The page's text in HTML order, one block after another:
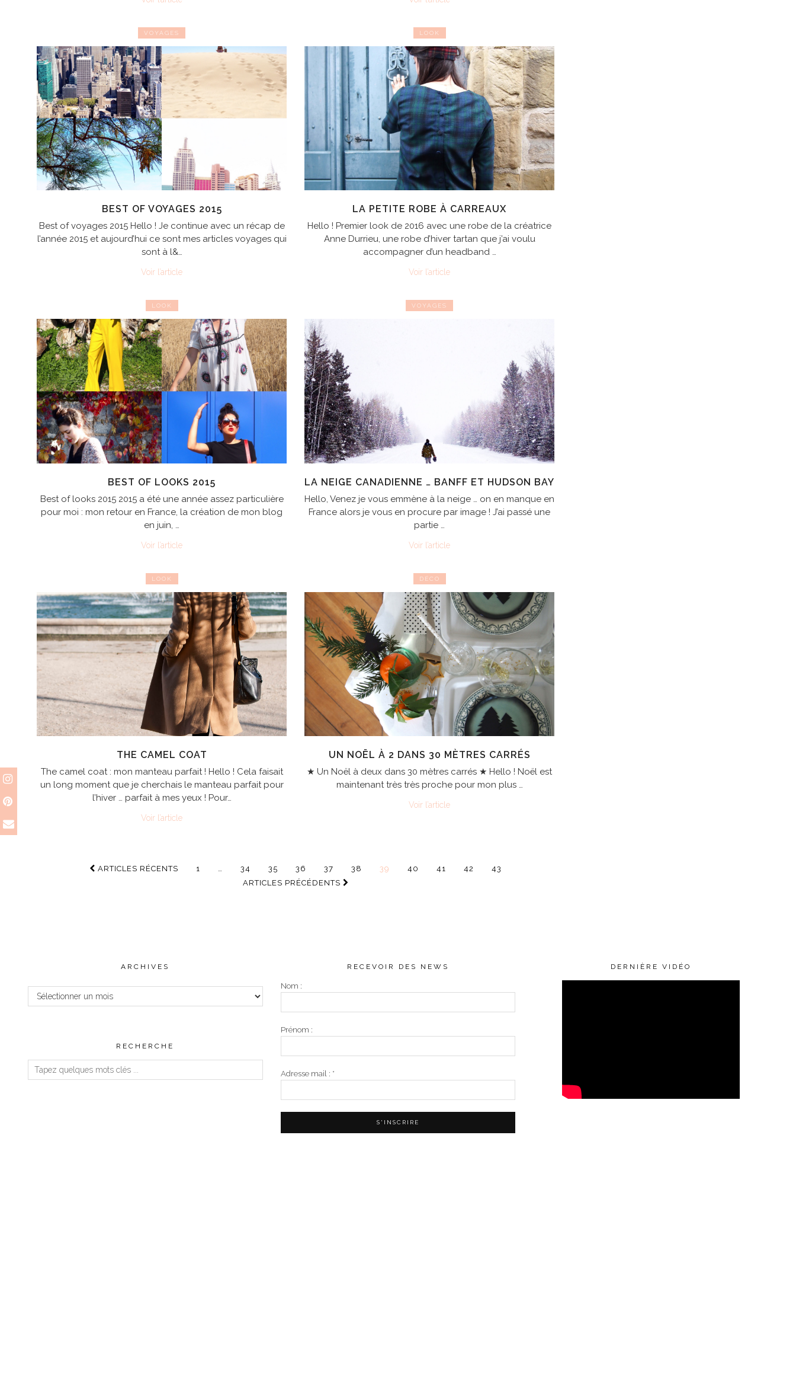
VOYAGES
BEST OF VOYAGES 2015
Best of voyages 2015 Hello ! Je continue avec un récap de
l’année 2015 et aujourd’hui ce sont mes articles voyages qui
sont à l&…
Voir l’article
LOOK
LA PETITE ROBE À CARREAUX
Hello ! Premier look de 2016 avec une robe de la créatrice
Anne Durrieu, une robe d’hiver tartan que j’ai voulu
accompagner d’un headband …
Voir l’article
LOOK
BEST OF LOOKS 2015
Best of looks 2015 2015 a été une année assez particulière
pour moi : mon retour en France, la création de mon blog
en juin, …
Voir l’article
VOYAGES
LA NEIGE CANADIENNE … BANFF ET HUDSON BAY
Hello, Venez je vous emmène à la neige … on en manque en
France alors je vous en procure par image ! J’ai passé une
partie …
Voir l’article
LOOK
THE CAMEL COAT
The camel coat : mon manteau parfait ! Hello ! Cela faisait
un long moment que je cherchais le manteau parfait pour
l’hiver … parfait à mes yeux ! Pour…
Voir l’article
DÉCO
UN NOËL À 2 DANS 30 MÈTRES CARRÉS
★ Un Noël à deux dans 30 mètres carrés ★ Hello ! Noël est
maintenant très très proche pour mon plus …
Voir l’article
ARTICLES RÉCENTS 1 … 34 35 36 37 38 39 40 41 42
43
ARTICLES PRÉCÉDENTS
ARCHIVES
Archives
RECHERCHE
RECEVOIR DES NEWS
Nom :
Prénom :
Adresse mail : *
DERNIÈRE VIDÉO